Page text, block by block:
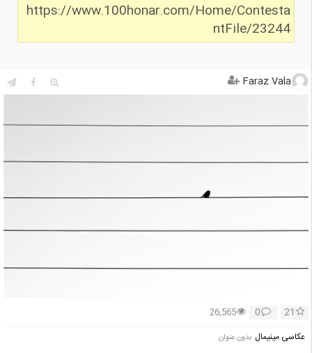
https://www.100honar.com/Home/Contesta
ntFile/23244
Faraz Vala
21
0
26,565
عکاسی مینیمال بدون عنوان